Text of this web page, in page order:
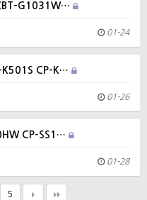
G1031W…
01-24
K501S CP-K…
01-26
CP-SS1…
01-28
5